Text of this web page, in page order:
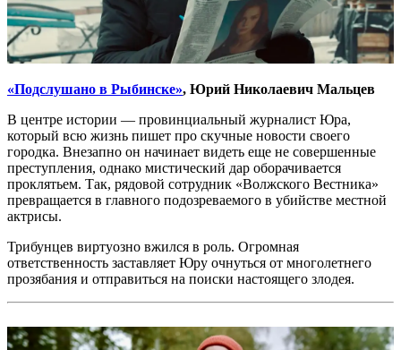
«Подслушано в Рыбинске», Юрий Николаевич Мальцев
В центре истории — провинциальный журналист Юра,
который всю жизнь пишет про скучные новости своего
городка. Внезапно он начинает видеть еще не совершенные
преступления, однако мистический дар оборачивается
проклятьем. Так, рядовой сотрудник «Волжского Вестника»
превращается в главного подозреваемого в убийстве местной
актрисы.
Трибунцев виртуозно вжился в роль. Огромная
ответственность заставляет Юру очнуться от многолетнего
прозябания и отправиться на поиски настоящего злодея.